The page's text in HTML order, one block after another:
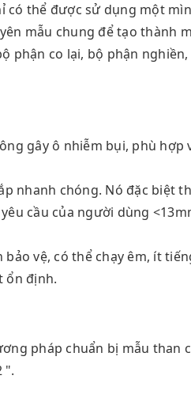
thể được sử dụng một
mẫu chung để tạo thành
co lại, bộ phận
gây ô nhiễm bụi, phù hợp
nhanh chóng. Nó đặc biệt
cầu của người dùng
vệ, có thể chạy êm, ít
ổn định.
pháp chuẩn bị mẫu than
".